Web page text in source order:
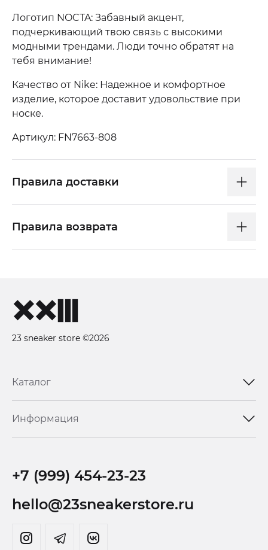
Логотип NOCTA: Забавный акцент,
подчеркивающий твою связь с высокими
модными трендами. Люди точно обратят на
тебя внимание!
Качество от Nike: Надежное и комфортное
изделие, которое доставит удовольствие при
носке.
Артикул: FN7663-808
Правила доставки
Правила возврата
23 sneaker store ©2026
Каталог
Информация
+7 (999) 454-23-23
hello@23sneakerstore.ru